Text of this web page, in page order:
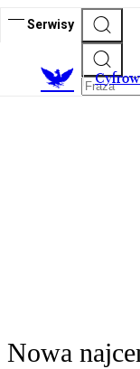
Serwisy
C
Nowa